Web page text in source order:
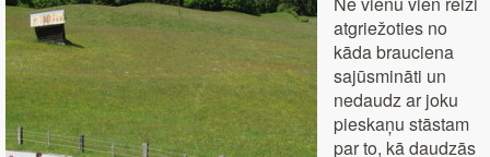
atgriežoties no
kāda brauciena
sajūsmināti un
nedaudz ar joku
pieskaņu stāstam
par to, kā daudzās